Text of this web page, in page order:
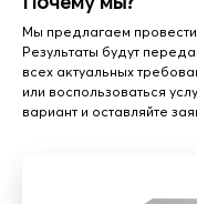
Мы предлагаем
Результаты будут
всех актуальных
или воспользоваться
вариант и оставляйте